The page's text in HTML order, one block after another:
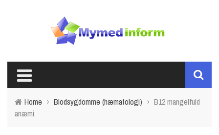
Home › Blodsygdomme (hæmatologi) › B12 mangelfuld
anæmi